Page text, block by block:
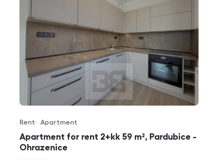
Apartment for rent 2+kk 59 m², Pardubice -
Ohrazenice
Offer type
Rent
Property type
Apartment